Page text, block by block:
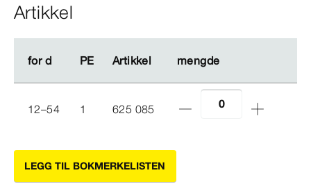
Artikkel
for d PE Artikkel mengde
for d PE Artikkel mengde
12–54 1 625 085
LEGG TIL BOKMERKELISTEN